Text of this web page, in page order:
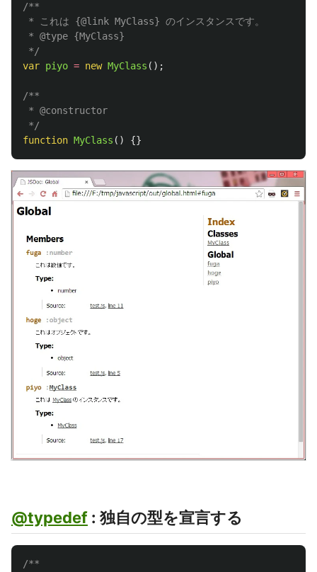
/**
* これは {@link MyClass} のインスタンスです。
* @type {MyClass}
*/
var piyo = new MyClass ();
/**
* @constructor
*/
function MyClass () {}
@typedef : 独自の型を宣言する
/**